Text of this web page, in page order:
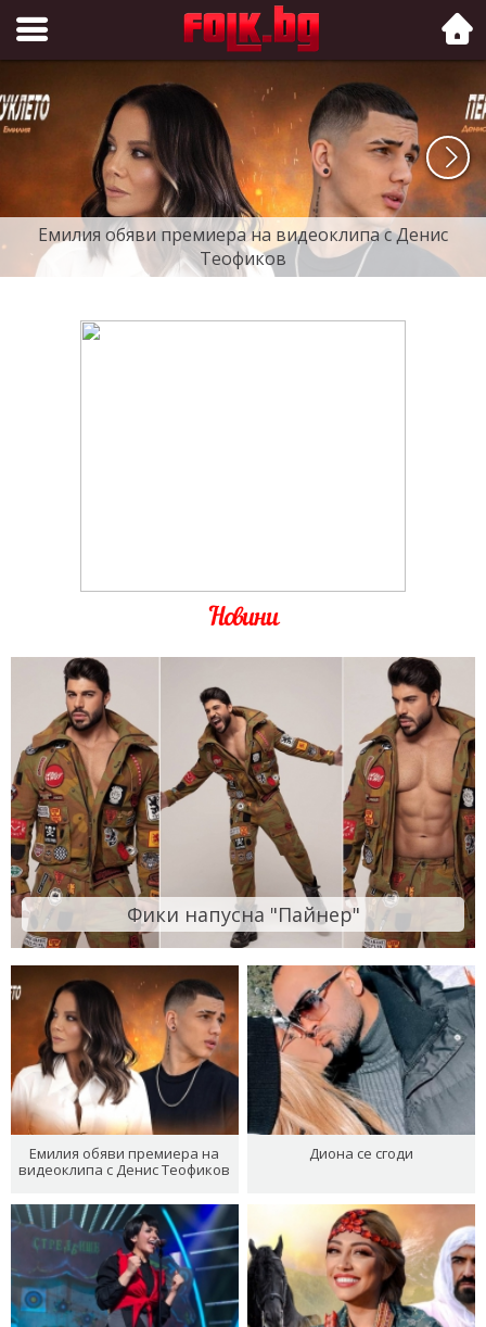
Folk.bg
Емилия обяви премиера на видеоклипа с Денис
Теофиков
Новини
Фики напусна "Пайнер"
Емилия обяви премиера на
видеоклипа с Денис Теофиков
Диона се сгоди